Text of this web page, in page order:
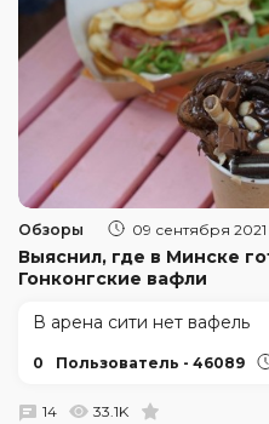
Обзоры 09 сентября 2021
Выяснил, где в Минске
Гонконгские вафли
В арена сити нет вафель
0 Пользователь - 46089
14 33.1K